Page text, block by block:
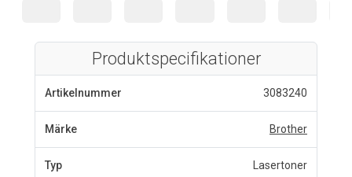
Produktspecifikationer
Artikelnummer 3083240
Märke Brother
Typ Lasertoner